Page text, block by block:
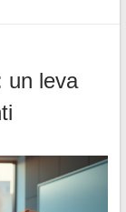
un leva